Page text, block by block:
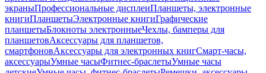
экраныПрофессиональные дисплеиПланшеты, электронные
книгиПланшетыЭлектронные книгиГрафические
планшетыБлокноты электронныеЧехлы, бамперы для
планшетовАксессуары для планшетов,
смартфоновАксессуары для электронных книгСмарт-часы,
аксессуарыУмные часыФитнес-браслетыУмные часы